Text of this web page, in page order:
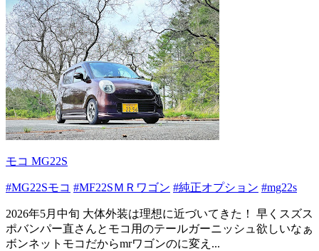
モコ MG22S
#MG22Sモコ #MF22SＭＲワゴン #純正オプション #mg22s
2026年5月中旬 大体外装は理想に近づいてきた！ 早くスズス
ポバンパー直さんとモコ用のテールガーニッシュ欲しいなぁ
ボンネットモコだからmrワゴンのに変え...